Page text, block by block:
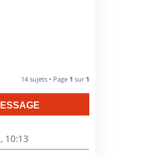
14 sujets • Page 1 sur 1
10:13